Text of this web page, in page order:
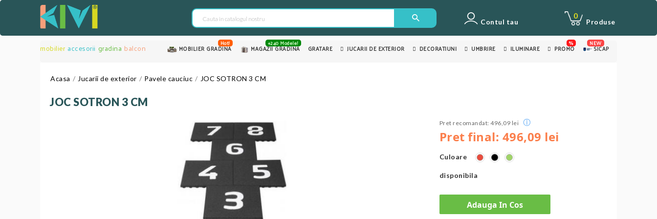
Contul tau Produse
0
mobilier accesorii gradina balcon MOBILIER GRADINA
Hot!
MAGAZII GRADINA
+240 Modele!
GRATARE JUCARII DE EXTERIOR DECORATIUNI UMBRIRE ILUMINARE PROMO
%
SICAP
NEW
Acasa Jucarii de exterior Pavele cauciuc JOC SOTRON 3 CM
JOC SOTRON 3 CM
Pret final: 496,09 lei
Pret recomandat: 496,09 lei ⓘ
Culoare
disponibila
RoșuNegruVerde
Adauga In Cos